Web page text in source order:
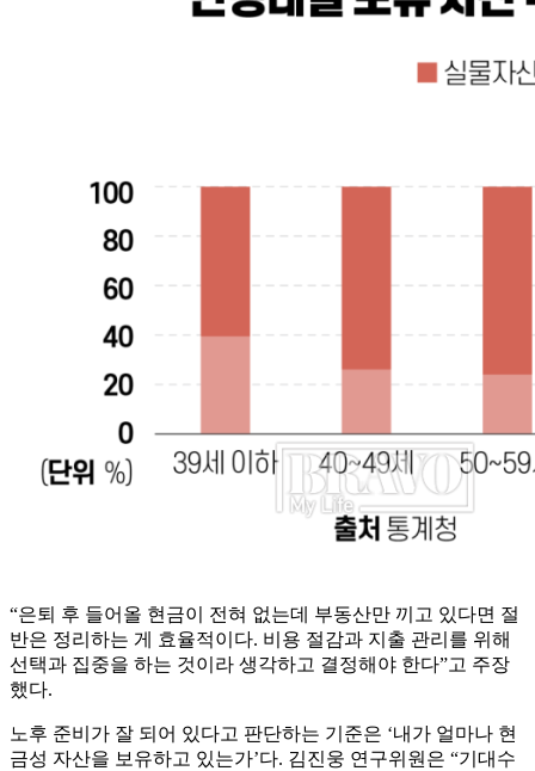
“은퇴 후 들어올 현금이 전혀 없는데 부동산만 끼고 있다면 절
반은 정리하는 게 효율적이다. 비용 절감과 지출 관리를 위해
선택과 집중을 하는 것이라 생각하고 결정해야 한다”고 주장
했다.
노후 준비가 잘 되어 있다고 판단하는 기준은 ‘내가 얼마나 현
금성 자산을 보유하고 있는가’다. 김진웅 연구위원은 “기대수